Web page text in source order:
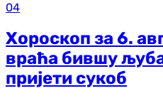
04
Хороскоп за 6.
враћа бившу
пријети сукоб